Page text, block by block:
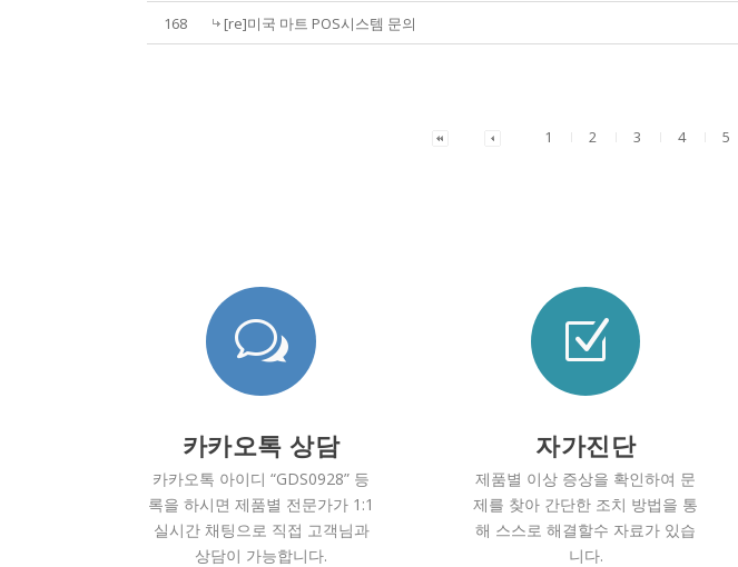
168 [re]미국 마트 POS시스템 문의
1 2 3 4 5
w
카카오톡 상담
카카오톡 아이디 “GDS0928” 등
록을 하시면 제품별 전문가가 1:1
실시간 채팅으로 직접 고객님과
상담이 가능합니다.
Z
자가진단
제품별 이상 증상을 확인하여 문
제를 찾아 간단한 조치 방법을 통
해 스스로 해결할수 자료가 있습
니다.